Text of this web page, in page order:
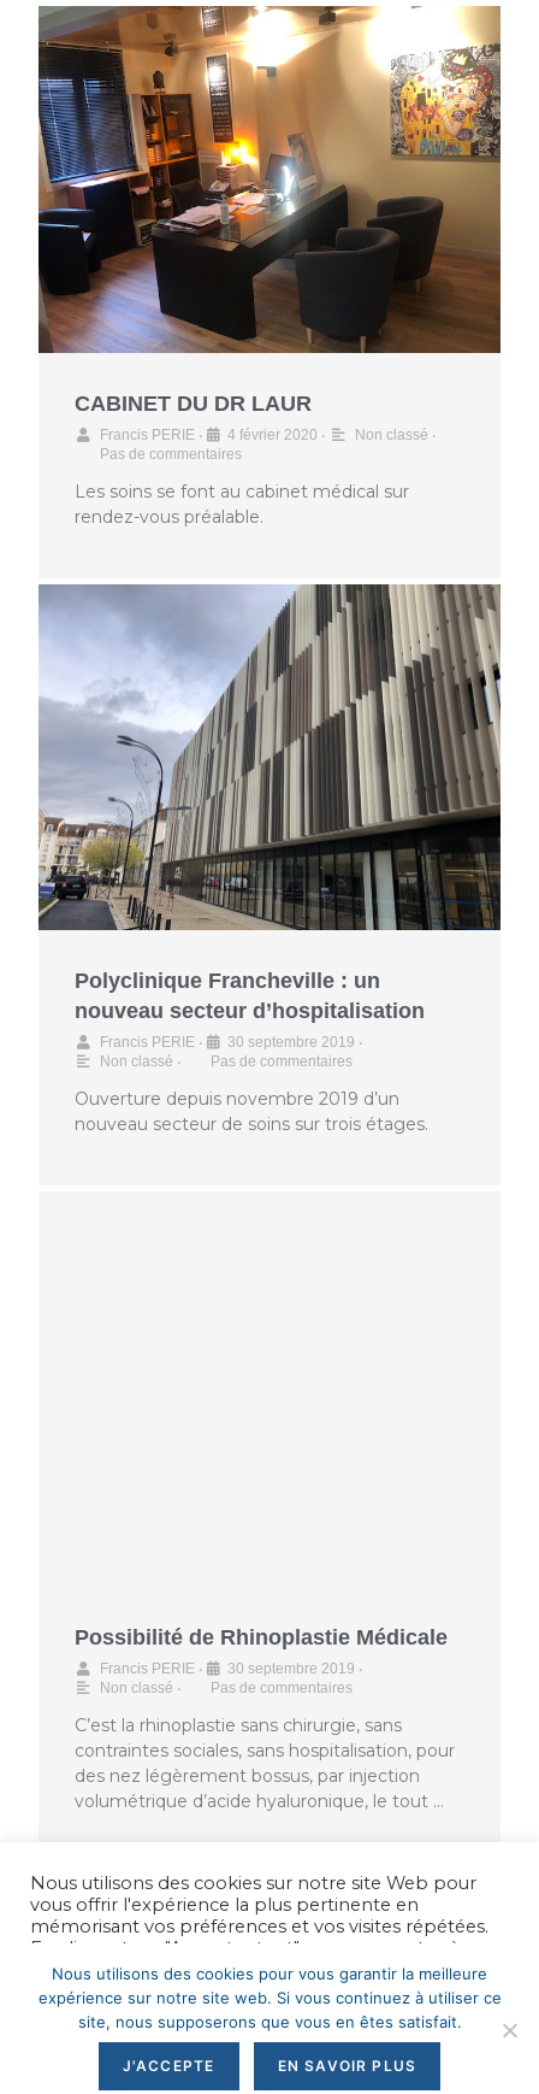
CABINET DU DR LAUR
Francis PERIE • 4 février 2020 • Non classé •
Pas de commentaires
Les soins se font au cabinet médical sur
rendez-vous préalable.
Polyclinique Francheville : un
nouveau secteur d’hospitalisation
Francis PERIE • 30 septembre 2019 •
Non classé • Pas de commentaires
Ouverture depuis novembre 2019 d’un
nouveau secteur de soins sur trois étages.
Possibilité de Rhinoplastie Médicale
Francis PERIE • 30 septembre 2019 •
Non classé • Pas de commentaires
C’est la rhinoplastie sans chirurgie, sans
contraintes sociales, sans hospitalisation, pour
des nez légèrement bossus, par injection
volumétrique d’acide hyaluronique, le tout …
Les informations contenues sur ce site sont d'ordre pratique et sont
données aux patients et aux médecins traitants.
Tous droits réservés Docteur Laur -Mentions légales
Propulsé par ID-Clic Sas
Nous utilisons des cookies sur notre site Web pour
vous offrir l'expérience la plus pertinente en
mémorisant vos préférences et vos visites répétées.
En cliquant sur "Accepter tout", vous consentez à
l'utilisation de TOUS les cookies. Cependant, vous
pouvez visiter "Paramètres des cookies" pour fournir
un consentement contrôlé.
Paramètre Cookie Accepte
Nous utilisons des cookies pour vous garantir la meilleure
expérience sur notre site web. Si vous continuez à utiliser ce
site, nous supposerons que vous en êtes satisfait.
J'ACCEPTE EN SAVOIR PLUS